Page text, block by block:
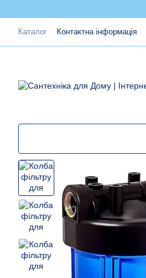
Каталог Контактна інформація